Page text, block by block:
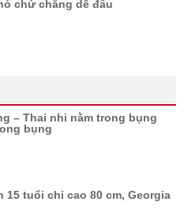
chứ chẳng dễ đâu
– Thai nhi nằm trong bụng
bụng
15 tuổi chỉ cao 80 cm, Georgia